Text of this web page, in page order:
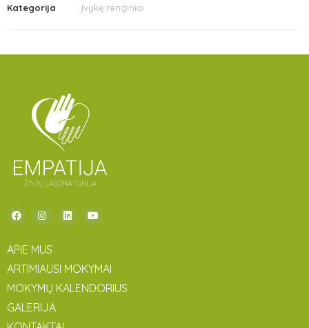
Kategorija Įvykę renginiai
APIE MUS
ARTIMIAUSI MOKYMAI
MOKYMŲ KALENDORIUS
GALERIJA